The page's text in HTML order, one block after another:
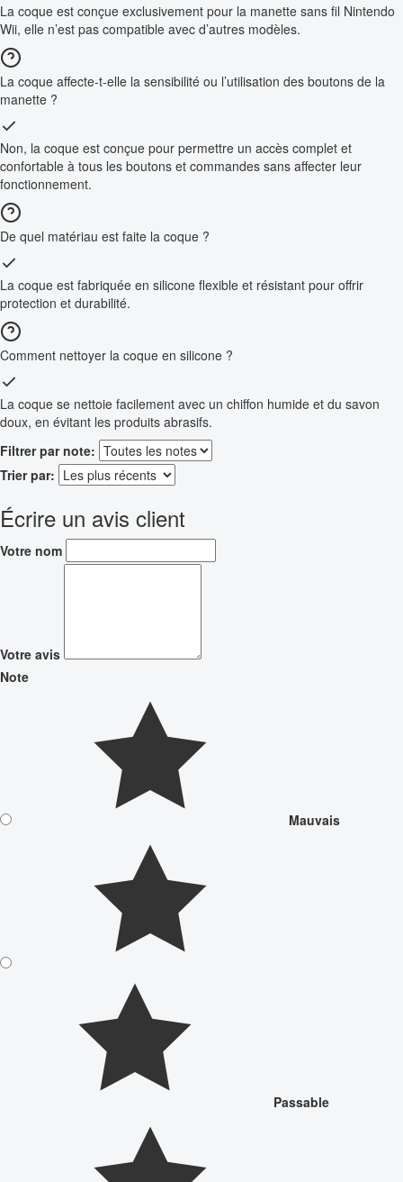
La coque est conçue exclusivement pour la manette sans fil Nintendo
Wii, elle n’est pas compatible avec d’autres modèles.
La coque affecte-t-elle la sensibilité ou l’utilisation des boutons de la
manette ?
Non, la coque est conçue pour permettre un accès complet et
confortable à tous les boutons et commandes sans affecter leur
fonctionnement.
De quel matériau est faite la coque ?
La coque est fabriquée en silicone flexible et résistant pour offrir
protection et durabilité.
Comment nettoyer la coque en silicone ?
La coque se nettoie facilement avec un chiffon humide et du savon
doux, en évitant les produits abrasifs.
Filtrer par note:
Trier par:
Écrire un avis client
Votre nom
Votre avis
Note
Mauvais
Passable